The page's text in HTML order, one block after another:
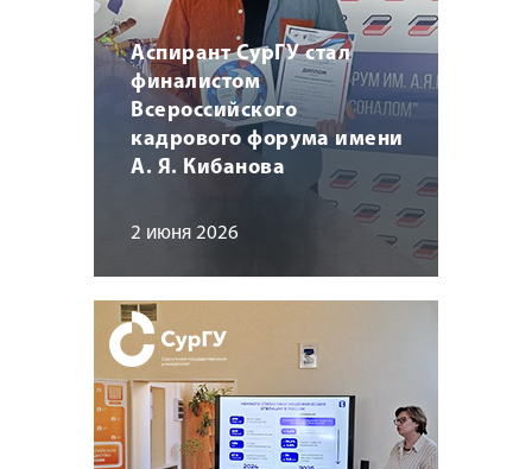
Аспирант СурГУ стал
финалистом
Всероссийского
кадрового форума имени
А. Я. Кибанова
2 июня 2026